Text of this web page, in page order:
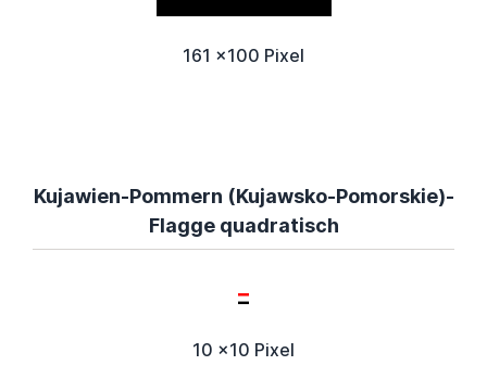
161 x100 Pixel
Kujawien-Pommern (Kujawsko-Pomorskie)-
Flagge quadratisch
10 x10 Pixel